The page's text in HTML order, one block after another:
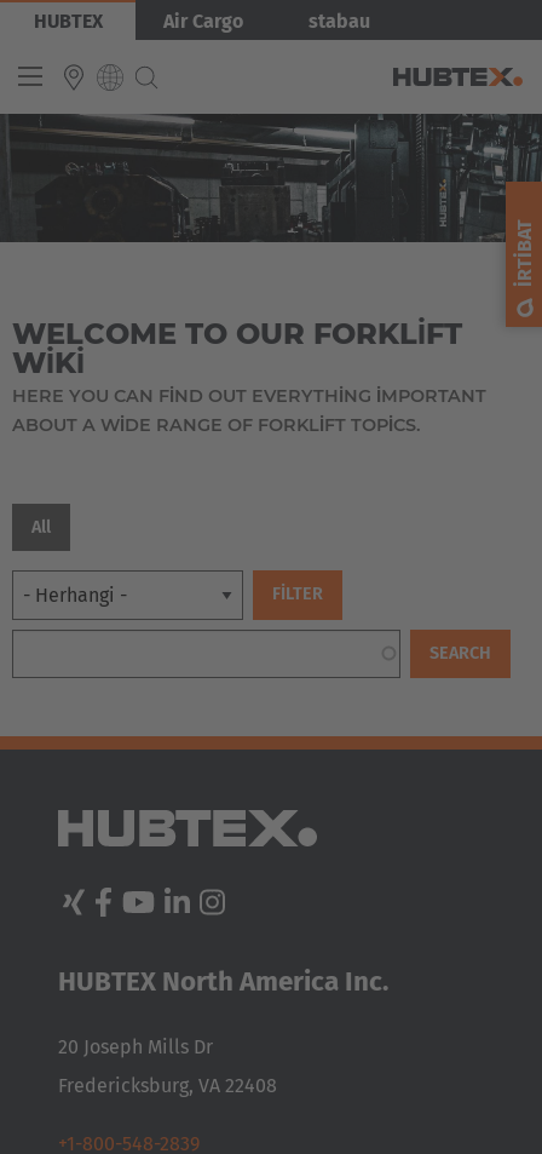
atla
HUBTEX Air Cargo stabau
INTERNATIONAL
Français
EUROPE
Belgium
Cesko
Deutschland
Deutsch
WELCOME TO OUR FORKLIFT
WIKI
HERE YOU CAN FIND OUT EVERYTHING IMPORTANT
ABOUT A WIDE RANGE OF FORKLIFT TOPICS.
All
HUBTEX North America Inc.
20 Joseph Mills Dr
Fredericksburg, VA 22408
+1-800-548-2839
İRTIBAT